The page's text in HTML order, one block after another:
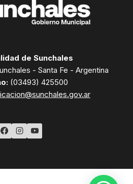
de Sunchales
- Santa Fe - Argentina
(03493) 425500